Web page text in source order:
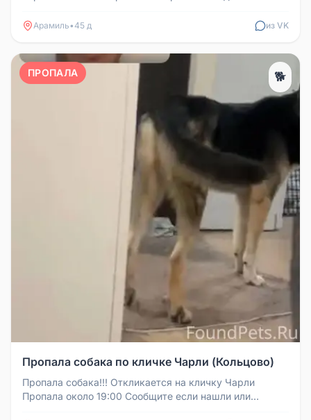
Арамиль•45 д из VK
ПРОПАЛА 🐕
Пропала собака по кличке Чарли (Кольцово)
Пропала собака!!! Откликается на кличку Чарли
Пропала около 19:00 Сообщите если нашли или